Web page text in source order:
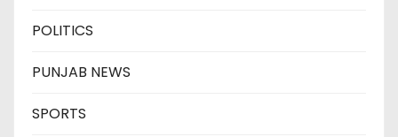
POLITICS
PUNJAB NEWS
SPORTS